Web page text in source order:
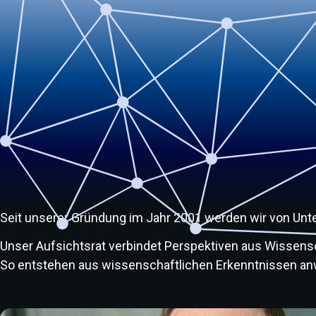
Aufsichtsrat der isits AG
Seit unserer Gründung im Jahr 2001 werden wir von
Unser Aufsichtsrat verbindet Perspektiven aus
So entstehen aus wissenschaftlichen Erkenntnissen